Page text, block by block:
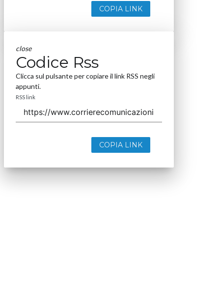
COPIA LINK
close
Codice Rss
Clicca sul pulsante per copiare il link RSS negli
appunti.
RSS link
COPIA LINK